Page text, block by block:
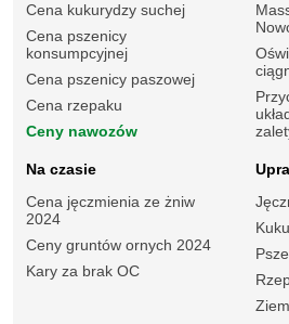
Cena kukurydzy suchej
Cena pszenicy
konsumpcyjnej
Cena pszenicy paszowej
Cena rzepaku
Ceny nawozów
Na czasie
Cena jęczmienia ze żniw
2024
Ceny gruntów ornych 2024
Kary za brak OC